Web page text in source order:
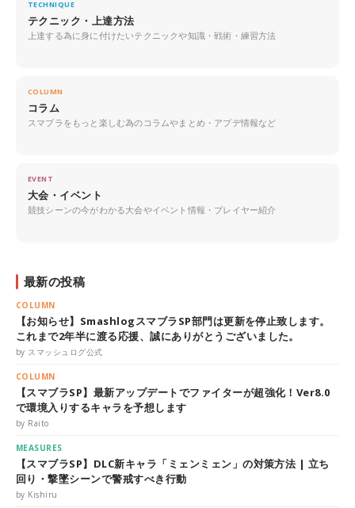
TECHNIQUE
テクニック・上達方法
上達する為に身に付けたいテクニックや知識・戦術・練習方法
COLUMN
コラム
スマブラをもっと楽しむ為のコラムやまとめ・アプデ情報など
EVENT
大会・イベント
競技シーンの今がわかる大会やイベント情報・プレイヤー紹介
最新の投稿
COLUMN
【お知らせ】SmashlogスマブラSP部門は更新を停止致します。
これまで2年半に渡る応援、誠にありがとうございました。
by スマッシュログ公式
COLUMN
【スマブラSP】最新アップデートでファイターが超強化！Ver8.0
で環境入りするキャラを予想します
by Raito
MEASURES
【スマブラSP】DLC新キャラ「ミェンミェン」の対策方法 | 立ち
回り・撃墜シーンで警戒すべき行動
by Kishiru